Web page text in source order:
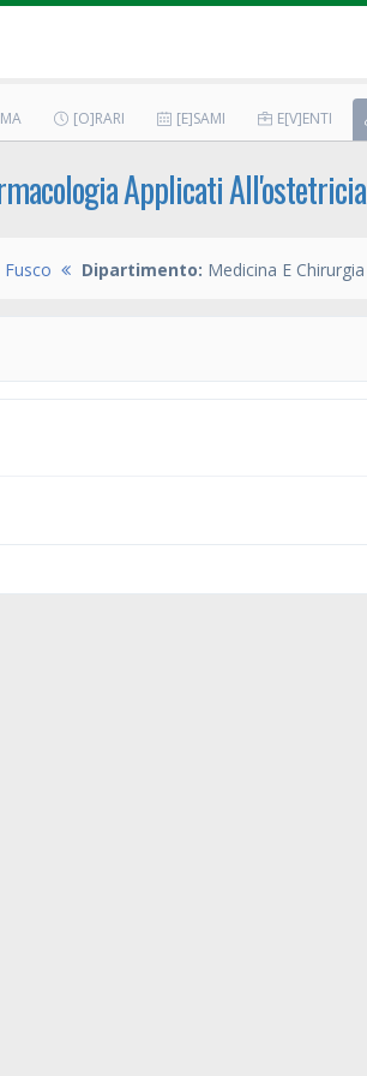
[O]RARI [E]SAMI E[V]ENTI
Applicati All'ostetricia
Fusco Dipartimento: Medicina E Chirurgia